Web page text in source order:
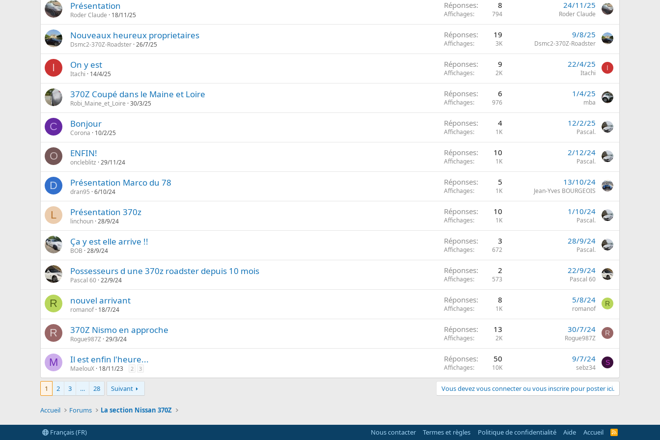
Présentation
Roder Claude 18/11/25
Réponses 8
Affichages 794
24/11/25
Roder Claude
Nouveaux heureux proprietaires
Dsmc2-370Z-Roadster 26/7/25
Réponses 19
Affichages 3K
9/8/25
Dsmc2-370Z-Roadster
I On y est
Itachi 14/4/25
Réponses 9
Affichages 2K
22/4/25
Itachi
I
370Z Coupé dans le Maine et Loire
Robi_Maine_et_Loire 30/3/25
Réponses 6
Affichages 976
1/4/25
mba
C Bonjour
Corona 10/2/25
Réponses 4
Affichages 1K
12/2/25
Pascal.
O ENFIN!
oncleblitz 29/11/24
Réponses 10
Affichages 1K
2/12/24
Pascal.
D Présentation Marco du 78
dran95 6/10/24
Réponses 5
Affichages 1K
13/10/24
Jean-Yves BOURGEOIS
L Présentation 370z
linchoun 28/9/24
Réponses 10
Affichages 1K
1/10/24
Pascal.
Ça y est elle arrive !!
BOB 28/9/24
Réponses 3
Affichages 672
28/9/24
Pascal.
Possesseurs d une 370z roadster depuis 10 mois
Pascal 60 22/9/24
Réponses 2
Affichages 573
22/9/24
Pascal 60
R nouvel arrivant
romanof 18/7/24
Réponses 8
Affichages 1K
5/8/24
romanof
R
R 370Z Nismo en approche
Rogue987Z 29/3/24
Réponses 13
Affichages 2K
30/7/24
Rogue987Z
R
M Il est enfin l'heure...
MaelouX 18/11/23 2 3
Réponses 50
Affichages 10K
9/7/24
sebz34
S
1 2 3 … 28 Suivant Vous devez vous connecter ou vous inscrire pour poster ici.
Accueil Forums La section Nissan 370Z
Français (FR) Nous contacter Termes et règles Politique de confidentialité Aide Accueil
R